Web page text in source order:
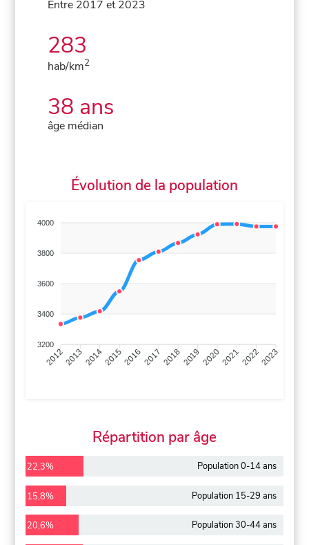
Entre 2017 et 2023
283
hab/km2
38 ans
âge médian
Évolution de la population
4000
3800
3600
3400
3200
201220132014201520162017 20182019 2020202120222023
Répartition par âge
22,3% Population 0-14 ans
15,8% Population 15-29 ans
20,6% Population 30-44 ans